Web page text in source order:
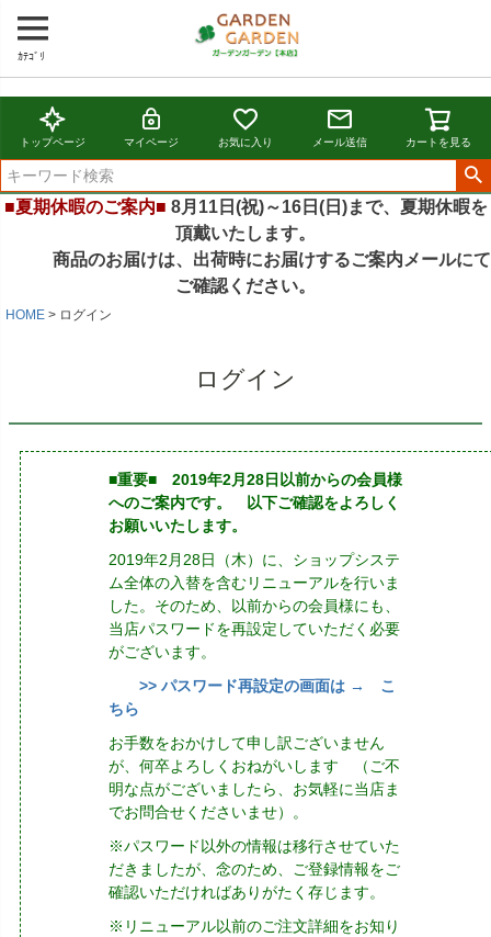
ｶﾃｺﾞﾘ
トップページ マイページ お気に入り メール送信 カートを見る
■夏期休暇のご案内■ 8月11日(祝)～16日(日)まで、夏期休暇を
頂戴いたします。
商品のお届けは、出荷時にお届けするご案内メールにて
ご確認ください。
HOME ログイン
ログイン
■重要■ 2019年2月28日以前からの会員様
へのご案内です。 以下ご確認をよろしく
お願いいたします。
2019年2月28日（木）に、ショップシステ
ム全体の入替を含むリニューアルを行いま
した。そのため、以前からの会員様にも、
当店パスワードを再設定していただく必要
がございます。
>> パスワード再設定の画面は → こ
ちら
お手数をおかけして申し訳ございません
が、何卒よろしくおねがいします （ご不
明な点がございましたら、お気軽に当店ま
でお問合せくださいませ）。
※パスワード以外の情報は移行させていた
だきましたが、念のため、ご登録情報をご
確認いただければありがたく存じます。
※リニューアル以前のご注文詳細をお知り